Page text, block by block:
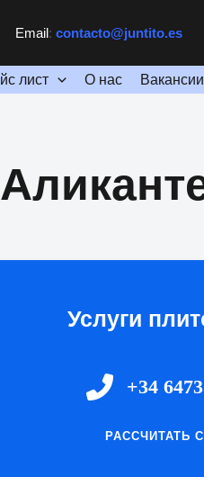
Email: contacto@juntito.es
лист О нас Вакансии
Услуги
+34
РАССЧИТАТЬ